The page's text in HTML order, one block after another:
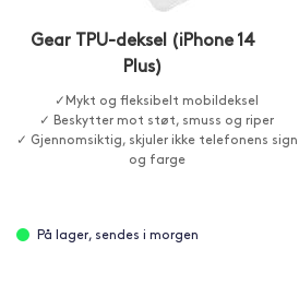
Gear TPU-deksel (iPhone 14
Plus)
✓Mykt og fleksibelt mobildeksel
✓ Beskytter mot støt, smuss og riper
✓ Gjennomsiktig, skjuler ikke telefonens sign
og farge
På lager, sendes i morgen